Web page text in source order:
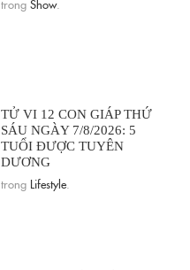
trong Show.
TỬ VI 12 CON GIÁP THỨ
SÁU NGÀY 7/8/2026: 5
TUỔI ĐƯỢC TUYÊN
DƯƠNG
trong Lifestyle